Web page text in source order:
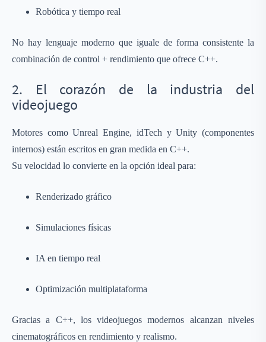
Robótica y tiempo real
No hay lenguaje moderno que iguale de forma consistente la
combinación de control + rendimiento que ofrece C++.
2. El corazón de la industria del
videojuego
Motores como Unreal Engine, idTech y Unity (componentes
internos) están escritos en gran medida en C++.
Su velocidad lo convierte en la opción ideal para:
Renderizado gráfico
Simulaciones físicas
IA en tiempo real
Optimización multiplataforma
Gracias a C++, los videojuegos modernos alcanzan niveles
cinematográficos en rendimiento y realismo.